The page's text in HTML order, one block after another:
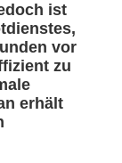
ist
vor
zu
erhält